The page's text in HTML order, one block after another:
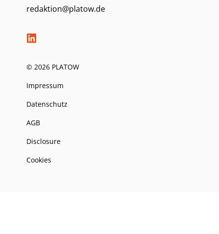
redaktion@platow.de
© 2026 PLATOW
Impressum
Datenschutz
AGB
Disclosure
Cookies